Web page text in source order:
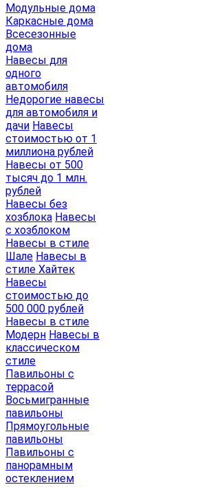
Модульные дома
Каркасные дома
Всесезонные
дома
Навесы для
одного
автомобиля
Недорогие навесы
для автомобиля и
дачи Навесы
стоимостью от 1
миллиона рублей
Навесы от 500
тысяч до 1 млн.
рублей
Навесы без
хозблока Навесы
с хозблоком
Навесы в стиле
Шале Навесы в
стиле Хайтек
Навесы
стоимостью до
500 000 рублей
Навесы в стиле
Модерн Навесы в
классическом
стиле
Павильоны с
террасой
Восьмигранные
павильоны
Прямоугольные
павильоны
Павильоны с
панорамным
остеклением